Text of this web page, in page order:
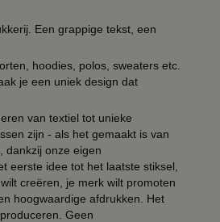
Een grappige tekst, een
hoodies, polos, sweaters etc.
je een uniek design dat
van textiel tot unieke
zijn - als het gemaakt is van
dankzij onze eigen
eerste idee tot het laatste stiksel,
creëren, je merk wilt promoten
hoogwaardige afdrukken. Het
Geen